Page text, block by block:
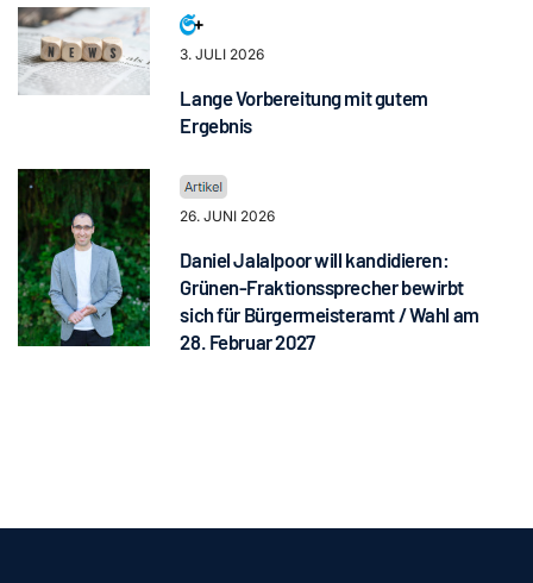
3. JULI 2026
Lange Vorbereitung mit gutem
Ergebnis
26. JUNI 2026
Daniel Jalalpoor will kandidieren:
Grünen-Fraktionssprecher bewirbt
sich für Bürgermeisteramt / Wahl am
28. Februar 2027